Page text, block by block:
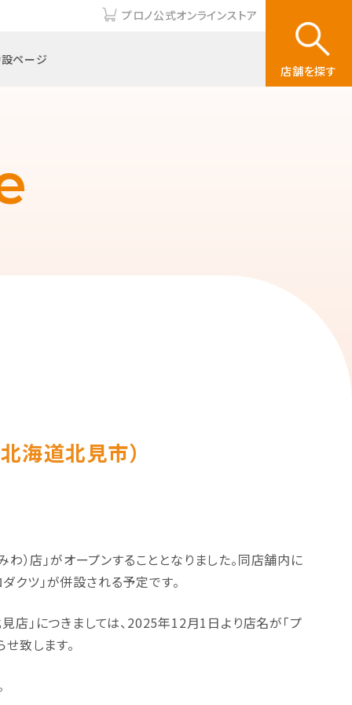
プロノ公式オンラインストア
ページ
店舗を探す
海道北見市）
）店」がオープンすることとなりました。同店舗内に
クツ」が併設される予定です。
店」につきましては、2025年12月1日より店名が「プ
致します。